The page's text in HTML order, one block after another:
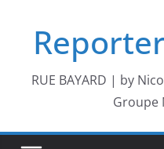
contenu
RUE BAYARD | by
Groupe